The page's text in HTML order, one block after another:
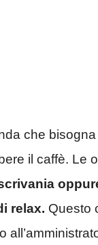
che
il caffè. Le
relax. Questo